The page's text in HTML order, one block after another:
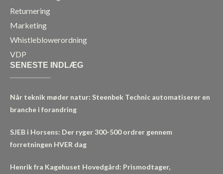
Returnering
Marketing
Whistleblowerordning
VDP
SENESTE INDLÆG
Når teknik møder natur: Steenbek Technic automatiserer en
branche i forandring
SJEB i Horsens: Der ryger 300-500 ordrer gennem
forretningen HVER dag
Henrik fra Kagehuset Hovedgård: Prismodtager,